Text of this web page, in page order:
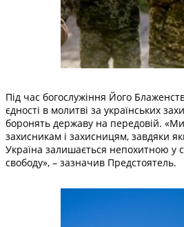
Під час богослужіння Його
єдності в молитві за українських
боронять державу на передовій.
захисникам і захисницям, завдяки
Україна залишається непохитною у
свободу», – зазначив Предстоятель.